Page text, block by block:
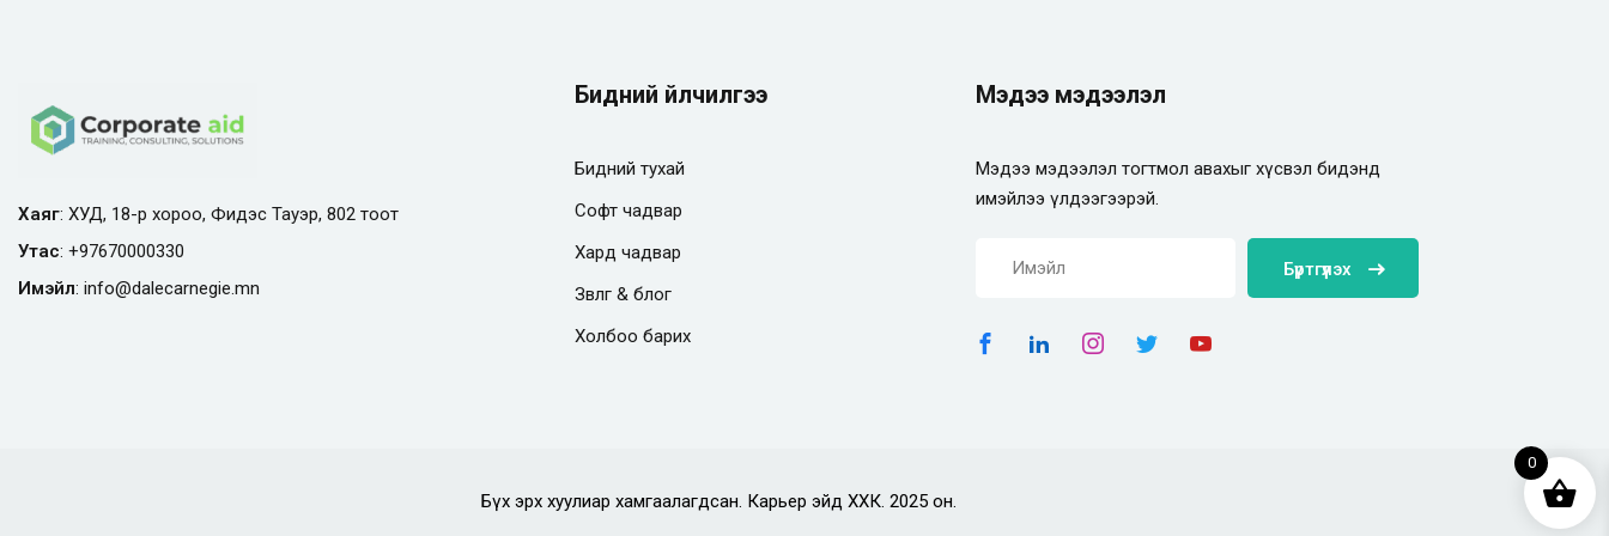
Хаяг: ХУД, 18-р хороо, Фидэс Тауэр, 802 тоот
Утас: +97670000330
Имэйл: info@dalecarnegie.mn
Бидний үйлчилгээ
Бидний тухай
Софт чадвар
Хард чадвар
Зөвлөгөө & блог
Холбоо барих
Мэдээ мэдээлэл
Мэдээ мэдээлэл тогтмол авахыг хүсвэл бидэнд
имэйлээ үлдээгээрэй.
Бүртгүүлэх
Бүх эрх хуулиар хамгаалагдсан. Карьер эйд ХХК. 2025 он.
0